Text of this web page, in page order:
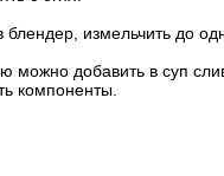
блендер, измельчить до
можно добавить в суп
компоненты.